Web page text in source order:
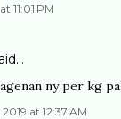
11:01 PM
ny per kg
at 12:37 AM